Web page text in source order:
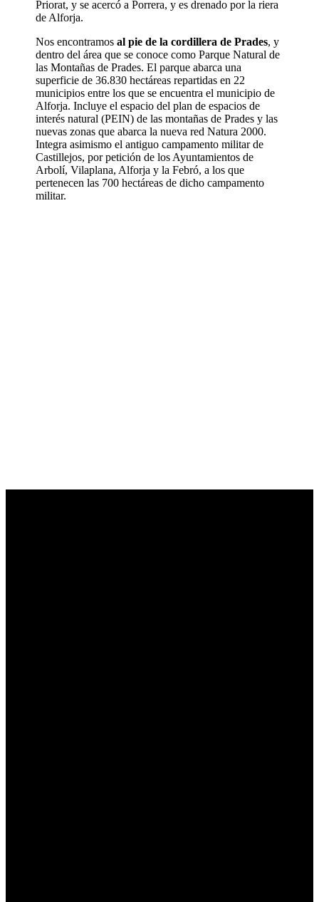
Priorat, y se acercó a Porrera, y es drenado por la riera
de Alforja.
Nos encontramos al pie de la cordillera de Prades, y
dentro del área que se conoce como Parque Natural de
las Montañas de Prades. El parque abarca una
superficie de 36.830 hectáreas repartidas en 22
municipios entre los que se encuentra el municipio de
Alforja. Incluye el espacio del plan de espacios de
interés natural (PEIN) de las montañas de Prades y las
nuevas zonas que abarca la nueva red Natura 2000.
Integra asimismo el antiguo campamento militar de
Castillejos, por petición de los Ayuntamientos de
Arbolí, Vilaplana, Alforja y la Febró, a los que
pertenecen las 700 hectáreas de dicho campamento
militar.